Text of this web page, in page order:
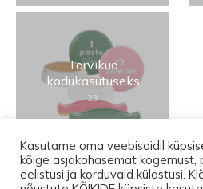
Tarvikud
kodukasutuseks
23
Kasutame oma veebisaidil
kõige asjakohasemat kogemust,
eelistusi ja korduvaid külastusi.